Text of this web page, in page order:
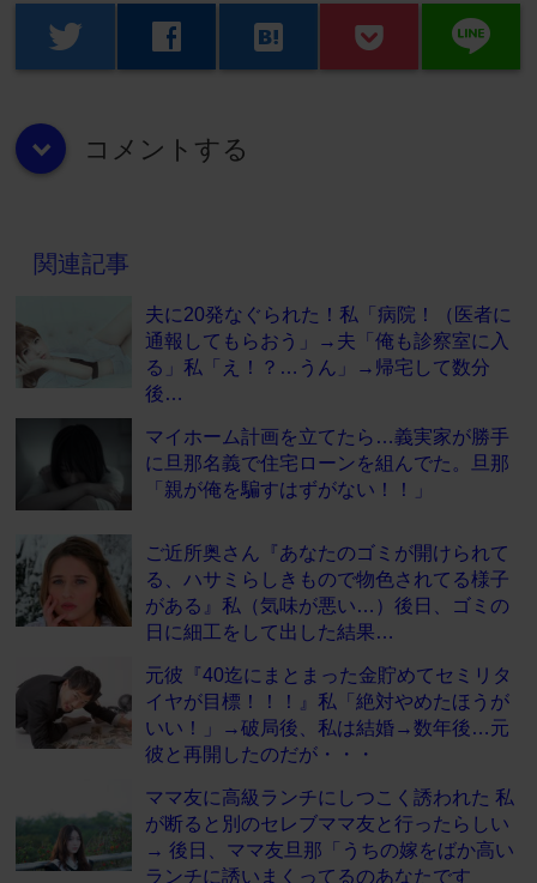
twitter facebook hatenabookmark line
down コメントする
関連記事
夫に20発なぐられた！私「病院！（医者に
通報してもらおう」→夫「俺も診察室に入
る」私「え！？…うん」→帰宅して数分
後…
マイホーム計画を立てたら…義実家が勝手
に旦那名義で住宅ローンを組んでた。旦那
「親が俺を騙すはずがない！！」
ご近所奥さん『あなたのゴミが開けられて
る、ハサミらしきもので物色されてる様子
がある』私（気味が悪い…）後日、ゴミの
日に細工をして出した結果…
元彼『40迄にまとまった金貯めてセミリタ
イヤが目標！！！』私「絶対やめたほうが
いい！」→破局後、私は結婚→数年後…元
彼と再開したのだが・・・
ママ友に高級ランチにしつこく誘われた 私
が断ると別のセレブママ友と行ったらしい
→ 後日、ママ友旦那「うちの嫁をばか高い
ランチに誘いまくってるのあなたです